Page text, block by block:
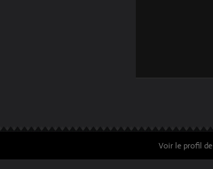
Voir le profil de